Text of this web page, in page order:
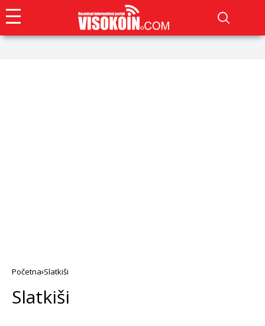
Početna Slatkiši
Slatkiši